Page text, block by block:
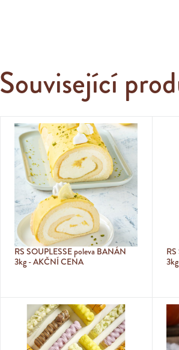
Související
RS SOUPLESSE poleva BANÁN
3kg - AKČNÍ CENA